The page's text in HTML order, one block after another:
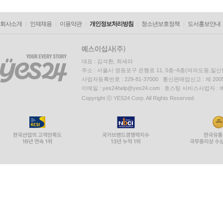
회사소개 인재채용 이용약관 개인정보처리방침 청소년보호정책 도서홍보안내
대표 : 김석환, 최세라
주소 : 서울시 영등포구 은행로 11, 5층~6층(여의도동,일신
사업자등록번호 : 229-81-37000 통신판매업신고 : 제
이메일 : yes24help@yes24.com 호스팅 서비스사업자 :
Copyright ⓒ YES24 Corp. All Rights Reserved.